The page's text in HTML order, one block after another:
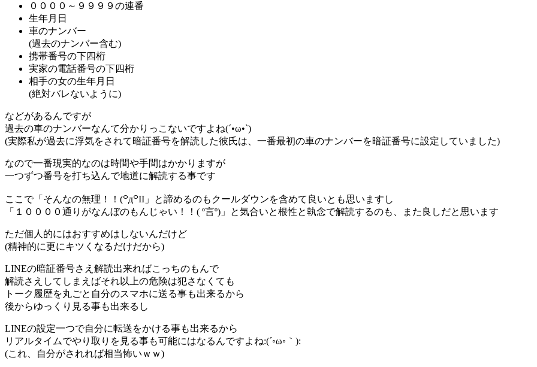
００００～９９９９の連番
生年月日
車のナンバー
(過去のナンバー含む)
携帯番号の下四桁
実家の電話番号の下四桁
相手の女の生年月日
(絶対バレないように)
などがあるんですが
過去の車のナンバーなんて分かりっこないですよね(´•ω•`)
(実際私が過去に浮気をされて暗証番号を解読した彼氏は、一番最初の車のナンバーを暗証番号に設定していました)
なので一番現実的なのは時間や手間はかかりますが
一つずつ番号を打ち込んで地道に解読する事です
ここで「そんなの無理！！(꒪д꒪II」と諦めるのもクールダウンを含めて良いとも思いますし
「１００００通りがなんぼのもんじゃい！！( º言º)」と気合いと根性と執念で解読するのも、また良しだと思います
ただ個人的にはおすすめはしないんだけど
(精神的に更にキツくなるだけだから)
LINEの暗証番号さえ解読出来ればこっちのもんで
解読さえしてしまえばそれ以上の危険は犯さなくても
トーク履歴を丸ごと自分のスマホに送る事も出来るから
後からゆっくり見る事も出来るし
LINEの設定一つで自分に転送をかける事も出来るから
リアルタイムでやり取りを見る事も可能にはなるんですよね:(´◦ω◦｀):
(これ、自分がされれば相当怖いｗｗ)